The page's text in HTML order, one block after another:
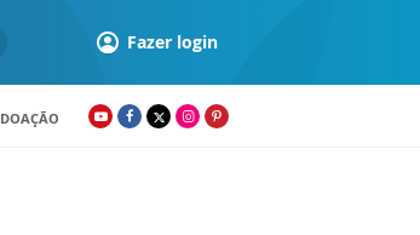
Fazer login
DOAÇÃO